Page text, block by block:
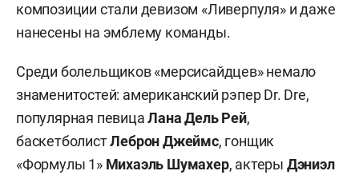
композиции стали девизом «Ливерпуля» и даже
нанесены на эмблему команды.
Среди болельщиков «мерсисайдцев» немало
знаменитостей: американский рэпер Dr. Dre,
популярная певицаЛана Дель Рей,
баскетболистЛеброн Джеймс, гонщик
«Формулы 1» Михаэль Шумахер, актеры Дэниэл